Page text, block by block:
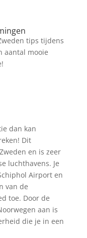
tips tijdens
aantal mooie
dan kan
Dit
en is zeer
luchthavens. Je
Airport en
van de
toe. Door de
aan is
die je in een